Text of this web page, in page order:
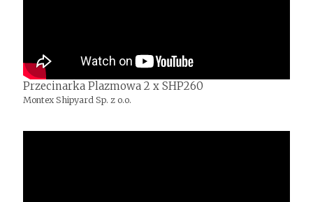
Przecinarka Plazmowa 2 x SHP260
Montex Shipyard Sp. z o.o.